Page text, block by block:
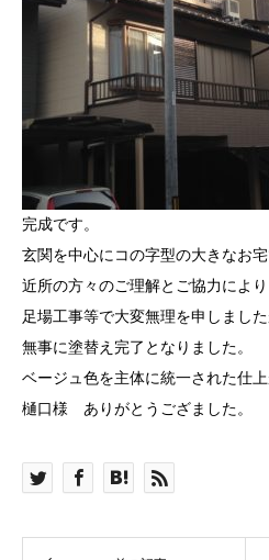
完成です。
玄関を中心にコの字型の大きなお宅
近所の方々のご理解とご協力により
足場工事等で大変無理を申しまし
無事に塗替え完了となりました。
ベージュ色を主体に統一された仕上
樋口様 ありがとうござました。